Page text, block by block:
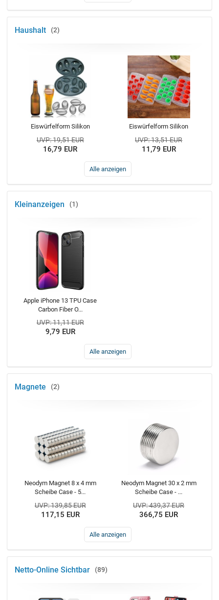
Haushalt 2
Eiswürfelform Silikon
UVP: 19,51 EUR
16,79 EUR
Eiswürfelform Silikon
UVP: 13,51 EUR
11,79 EUR
Alle anzeigen
Kleinanzeigen 1
Apple iPhone 13 TPU Case
Carbon Fiber O...
UVP: 11,11 EUR
9,79 EUR
Alle anzeigen
Magnete 2
Neodym Magnet 8 x 4 mm
Scheibe Case - 5...
UVP: 139,85 EUR
117,15 EUR
Neodym Magnet 30 x 2 mm
Scheibe Case - ...
UVP: 439,37 EUR
366,75 EUR
Alle anzeigen
Netto-Online Sichtbar 89